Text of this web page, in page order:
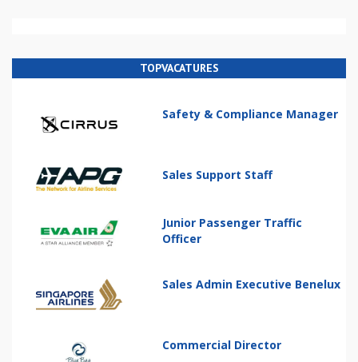
TOPVACATURES
Safety & Compliance Manager
Sales Support Staff
Junior Passenger Traffic
Officer
Sales Admin Executive Benelux
Commercial Director